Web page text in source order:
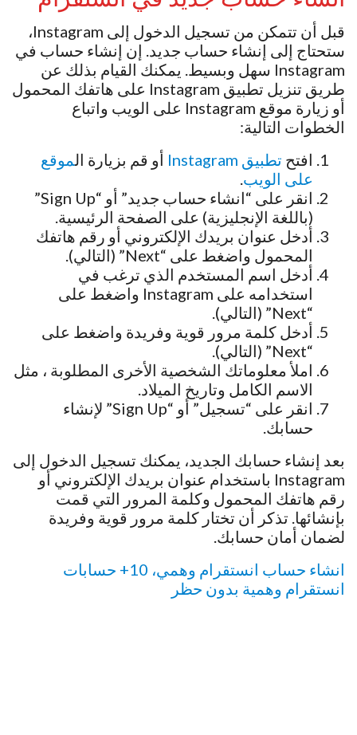
قبل أن تتمكن من تسجيل الدخول إلى Instagram،
ستحتاج إلى إنشاء حساب جديد. إن إنشاء حساب في
Instagram سهل وبسيط. يمكنك القيام بذلك عن
طريق تنزيل تطبيق Instagram على هاتفك المحمول
أو زيارة موقع Instagram على الويب واتباع
الخطوات التالية:
افتح تطبيق Instagram أو قم بزيارة الموقع
على الويب.
انقر على “انشاء حساب جديد” أو “Sign Up”
(باللغة الإنجليزية) على الصفحة الرئيسية.
أدخل عنوان بريدك الإلكتروني أو رقم هاتفك
المحمول واضغط على “Next” (التالي).
أدخل اسم المستخدم الذي ترغب في
استخدامه على Instagram واضغط على
“Next” (التالي).
أدخل كلمة مرور قوية وفريدة واضغط على
“Next” (التالي).
املأ معلوماتك الشخصية الأخرى المطلوبة ، مثل
الاسم الكامل وتاريخ الميلاد.
انقر على “تسجيل” أو “Sign Up” لإنشاء
حسابك.
بعد إنشاء حسابك الجديد، يمكنك تسجيل الدخول إلى
Instagram باستخدام عنوان بريدك الإلكتروني أو
رقم هاتفك المحمول وكلمة المرور التي قمت
بإنشائها. تذكر أن تختار كلمة مرور قوية وفريدة
لضمان أمان حسابك.
انشاء حساب انستقرام وهمي، 10+ حسابات
انستقرام وهمية بدون حظر